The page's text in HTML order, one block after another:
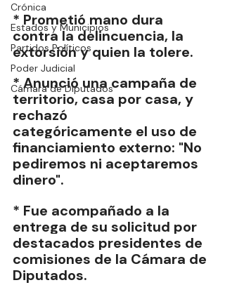
Crónica
Estados y Municipios
Partidos Políticos
Poder Judicial
Cámara de Diputados
* Prometió mano dura
contra la delincuencia, la
extorsión y quien la tolere.
* Anunció una campaña de
territorio, casa por casa, y
rechazó
categóricamente el uso de
financiamiento externo: "No
pediremos ni aceptaremos
dinero".
* Fue acompañado a la
entrega de su solicitud por
destacados presidentes de
comisiones de la Cámara de
Diputados.